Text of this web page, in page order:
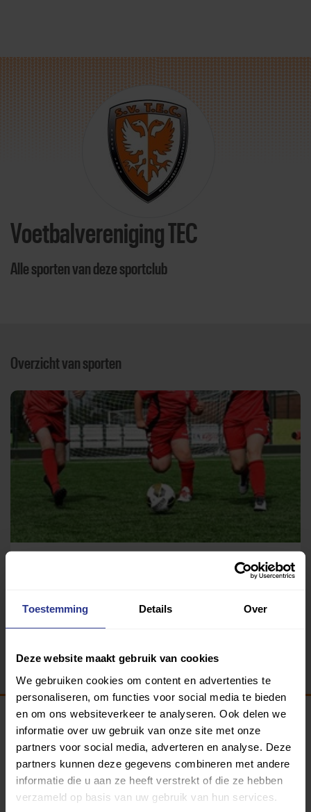
Toestemming Details Over
Deze website maakt gebruik van cookies
We gebruiken cookies om content en advertenties te
personaliseren, om functies voor social media te bieden
en om ons websiteverkeer te analyseren. Ook delen we
informatie over uw gebruik van onze site met onze
partners voor social media, adverteren en analyse. Deze
partners kunnen deze gegevens combineren met andere
informatie die u aan ze heeft verstrekt of die ze hebben
verzameld op basis van uw gebruik van hun services.
Direct door naar content
Voetbalvereniging TEC
Alle sporten van deze sportclub
Overzicht van sporten
Programma van:
340 gemeenten